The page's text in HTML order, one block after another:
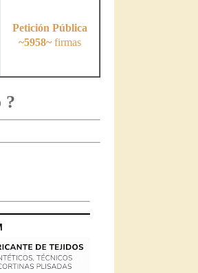
Petición Pública
~5958~firmas
?